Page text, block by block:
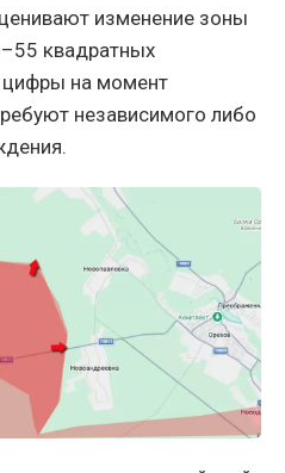
изменение зоны
квадратных
цифры на момент
независимого либо